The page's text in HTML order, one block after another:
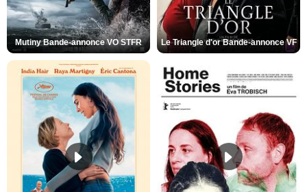
Mutiny Bande-annonce VO STFR Le Triangle d'or Bande-annonce VF